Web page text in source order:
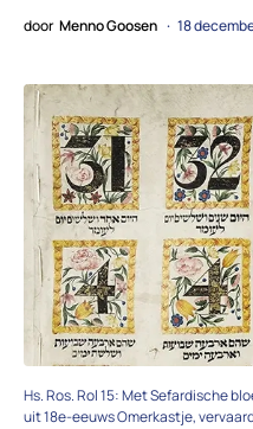
door Menno Goosen 18
Hs. Ros. Rol 15: Met Sefardische
uit 18e-eeuws Omerkastje,